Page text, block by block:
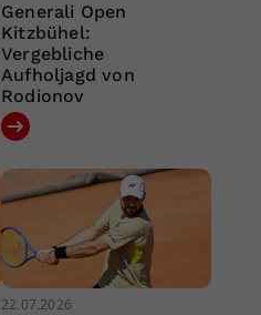
Generali Open
Kitzbühel:
Vergebliche
Aufholjagd von
Rodionov
22.07.2026